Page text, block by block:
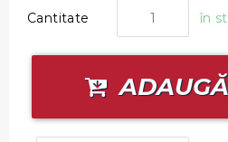
Cantitate în